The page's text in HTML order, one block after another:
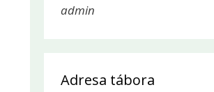
admin
Adresa tábora